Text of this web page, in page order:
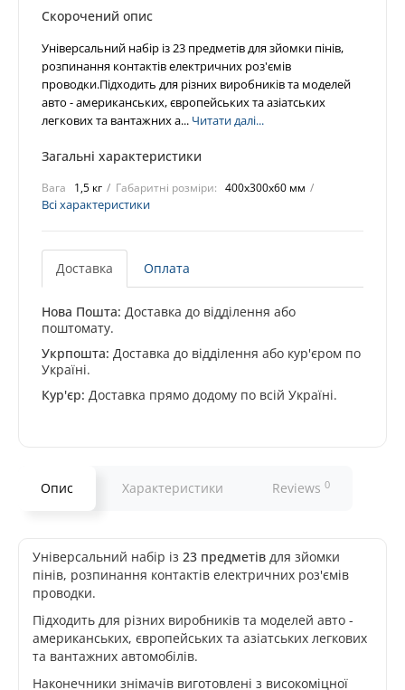
Скорочений опис
Універсальний набір із 23 предметів для зйомки пінів,
розпинання контактів електричних роз'ємів
проводки.Підходить для різних виробників та моделей
авто - американських, європейських та азіатських
легкових та вантажних а... Читати далі...
Загальні характеристики
Вага 1,5 кг Габаритні розміри: 400х300х60 мм
Всі характеристики
Доставка Оплата
Нова Пошта: Доставка до відділення або
поштомату.
Укрпошта: Доставка до відділення або кур'єром по
Україні.
Кур'єр: Доставка прямо додому по всій Україні.
Опис Характеристики Reviews 0
Універсальний набір із 23 предметів для зйомки
пінів, розпинання контактів електричних роз'ємів
проводки.
Підходить для різних виробників та моделей авто -
американських, європейських та азіатських легкових
та вантажних автомобілів.
Наконечники знімачів виготовлені з високоміцної